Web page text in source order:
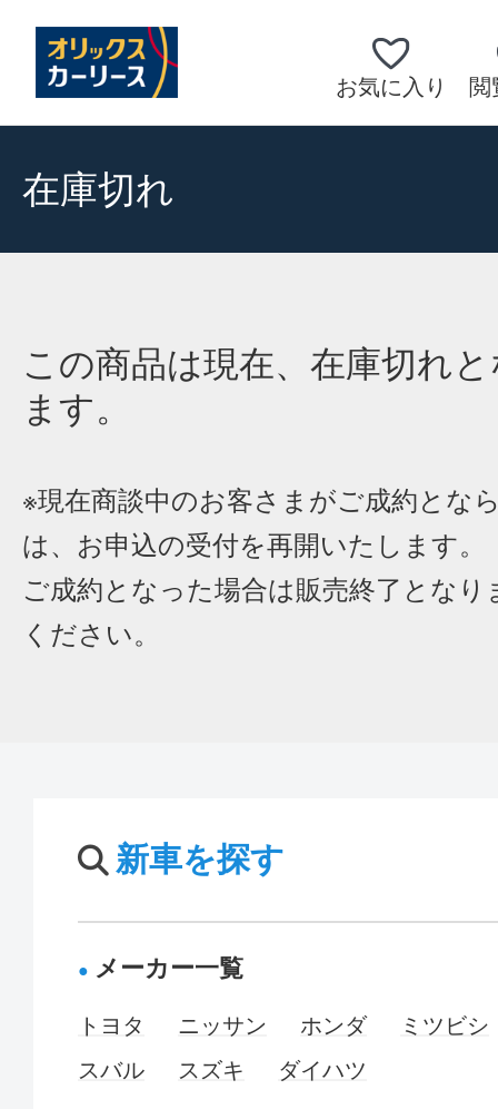
お気に入り 閲
在庫切れ
この商品は現在、在庫切れ
ます。
※現在商談中のお客さまがご成約とな
は、お申込の受付を再開いたします。
ご成約となった場合は販売終了となり
ください。
新車を探す
メーカー一覧
トヨタ ニッサン ホンダ
ミツビシ
スバル
スズキ ダイハツ